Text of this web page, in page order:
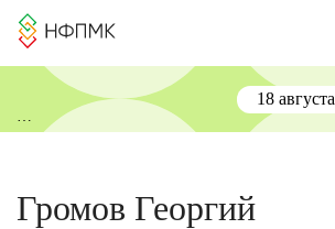
«День коучинга и менторинга»
18 августа
Громов Георгий